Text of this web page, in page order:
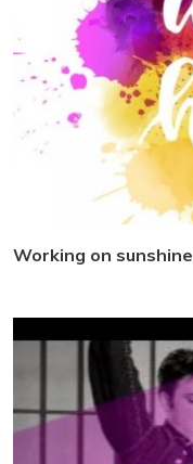
Working on sunshine